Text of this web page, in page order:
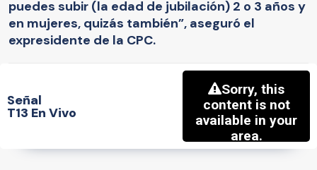
puedes subir (la edad de jubilación) 2 o 3 años y
en mujeres, quizás también”, aseguró el
expresidente de la CPC.
Señal
T13 En Vivo